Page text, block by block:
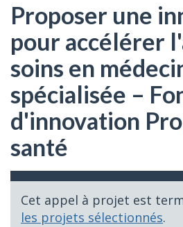
Proposer une
pour accélérer
soins en
spécialisée –
d'innovation
santé
Cet appel à projet est
les projets sélectionnés.